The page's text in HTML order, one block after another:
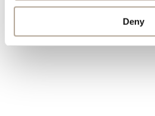
Deny